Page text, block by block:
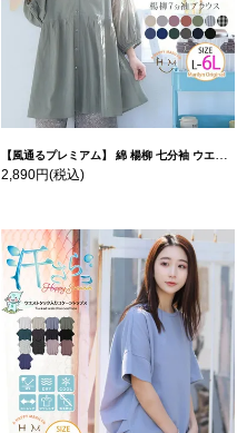
【風通るプレミアム】 綿 楊柳 七分袖 ウエストギャザー ブラウス | 大きいサイズの通販ならハッピーマリリン
2,890円(税込)